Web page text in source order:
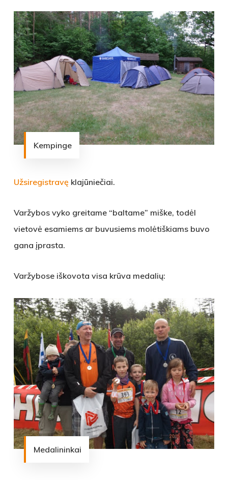
Kempinge
Užsiregistravę klajūniečiai.
Varžybos vyko greitame “baltame” miške, todėl
vietovė esamiems ar buvusiems molėtiškiams buvo
gana įprasta.
Varžybose iškovota visa krūva medalių:
Medalininkai